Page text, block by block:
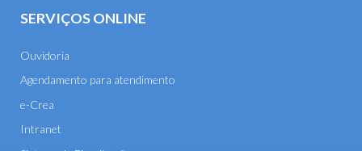
SERVIÇOS ONLINE
Ouvidoria
Agendamento para atendimento
e-Crea
Intranet